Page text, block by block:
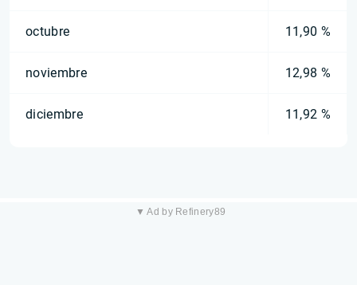
octubre 11,90 %
noviembre 12,98 %
diciembre 11,92 %
▼ Ad by Refinery89